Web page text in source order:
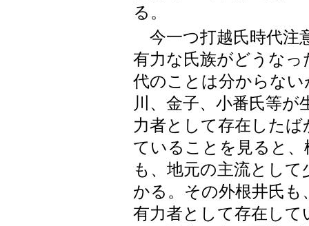
る。
今一つ打越氏時代注
有力な氏族がどうな
代のことは分からな
川、金子、小番氏等
力者として存在した
ていることを見ると
も、地元の主流とし
かる。その外根井氏も
有力者として存在し